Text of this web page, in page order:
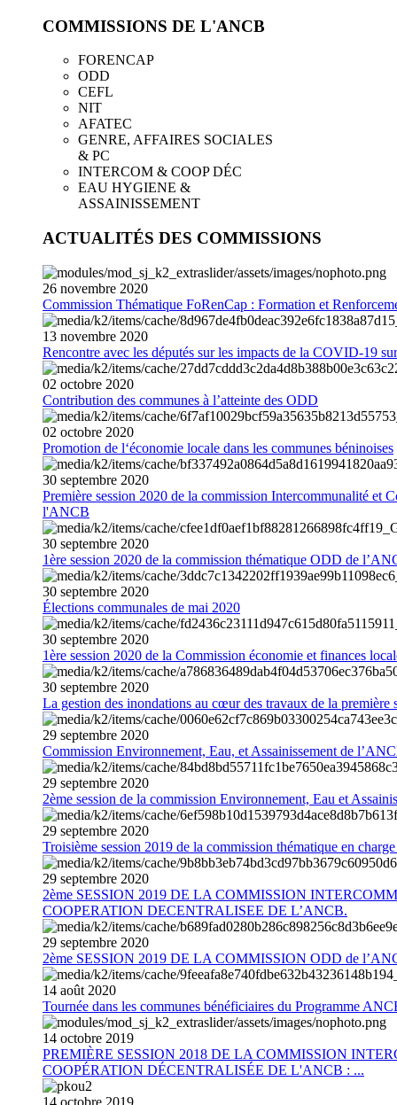
COMMISSIONS DE L'ANCB
FORENCAP
ODD
CEFL
NIT
AFATEC
GENRE, AFFAIRES SOCIALES
& PC
INTERCOM & COOP DÉC
EAU HYGIENE &
ASSAINISSEMENT
ACTUALITÉS DES COMMISSIONS
26 novembre 2020
Commission Thématique FoRenCap : Formation et
13 novembre 2020
Rencontre avec les députés sur les impacts de la COVID-19
02 octobre 2020
Contribution des communes à l’atteinte des ODD
02 octobre 2020
Promotion de l‘économie locale dans les communes béninoises
30 septembre 2020
Première session 2020 de la commission Intercommunalité et
l'ANCB
30 septembre 2020
1ère session 2020 de la commission thématique ODD de
30 septembre 2020
Élections communales de mai 2020
30 septembre 2020
1ère session 2020 de la Commission économie et finances
30 septembre 2020
La gestion des inondations au cœur des travaux de la première
29 septembre 2020
Commission Environnement, Eau, et Assainissement de
29 septembre 2020
2ème session de la commission Environnement, Eau et
29 septembre 2020
Troisième session 2019 de la commission thématique en
29 septembre 2020
2ème SESSION 2019 DE LA COMMISSION
COOPERATION DECENTRALISEE DE L’ANCB.
29 septembre 2020
2ème SESSION 2019 DE LA COMMISSION ODD de
14 août 2020
Tournée dans les communes bénéficiaires du Programme
14 octobre 2019
PREMIÈRE SESSION 2018 DE LA COMMISSION
COOPÉRATION DÉCENTRALISÉE DE L'ANCB : ...
14 octobre 2019